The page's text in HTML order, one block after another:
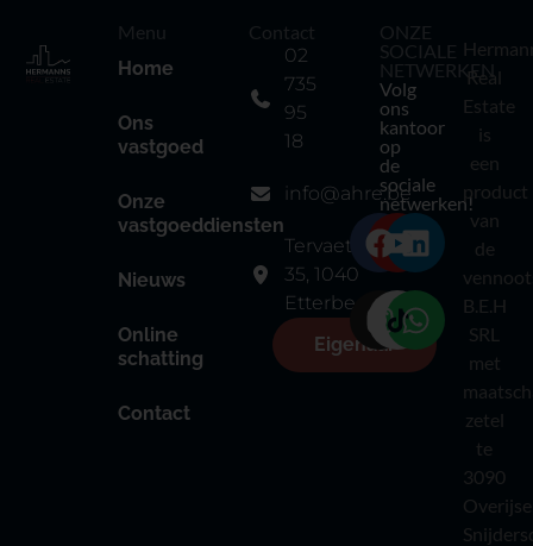
Menu
Home
Ons
vastgoed
Onze
vastgoeddiensten
Nieuws
Online
schatting
Contact
Contact
02
735
95
18
info@ahre.be
Tervaetestraat
35, 1040
Etterbeek
Eigenaar
ONZE
SOCIALE
NETWERKEN
Volg
ons
kantoor
op
de
sociale
netwerken!
Real
Estate
is
een
product
van
de
B.E.H
SRL
met
zetel
te
3090